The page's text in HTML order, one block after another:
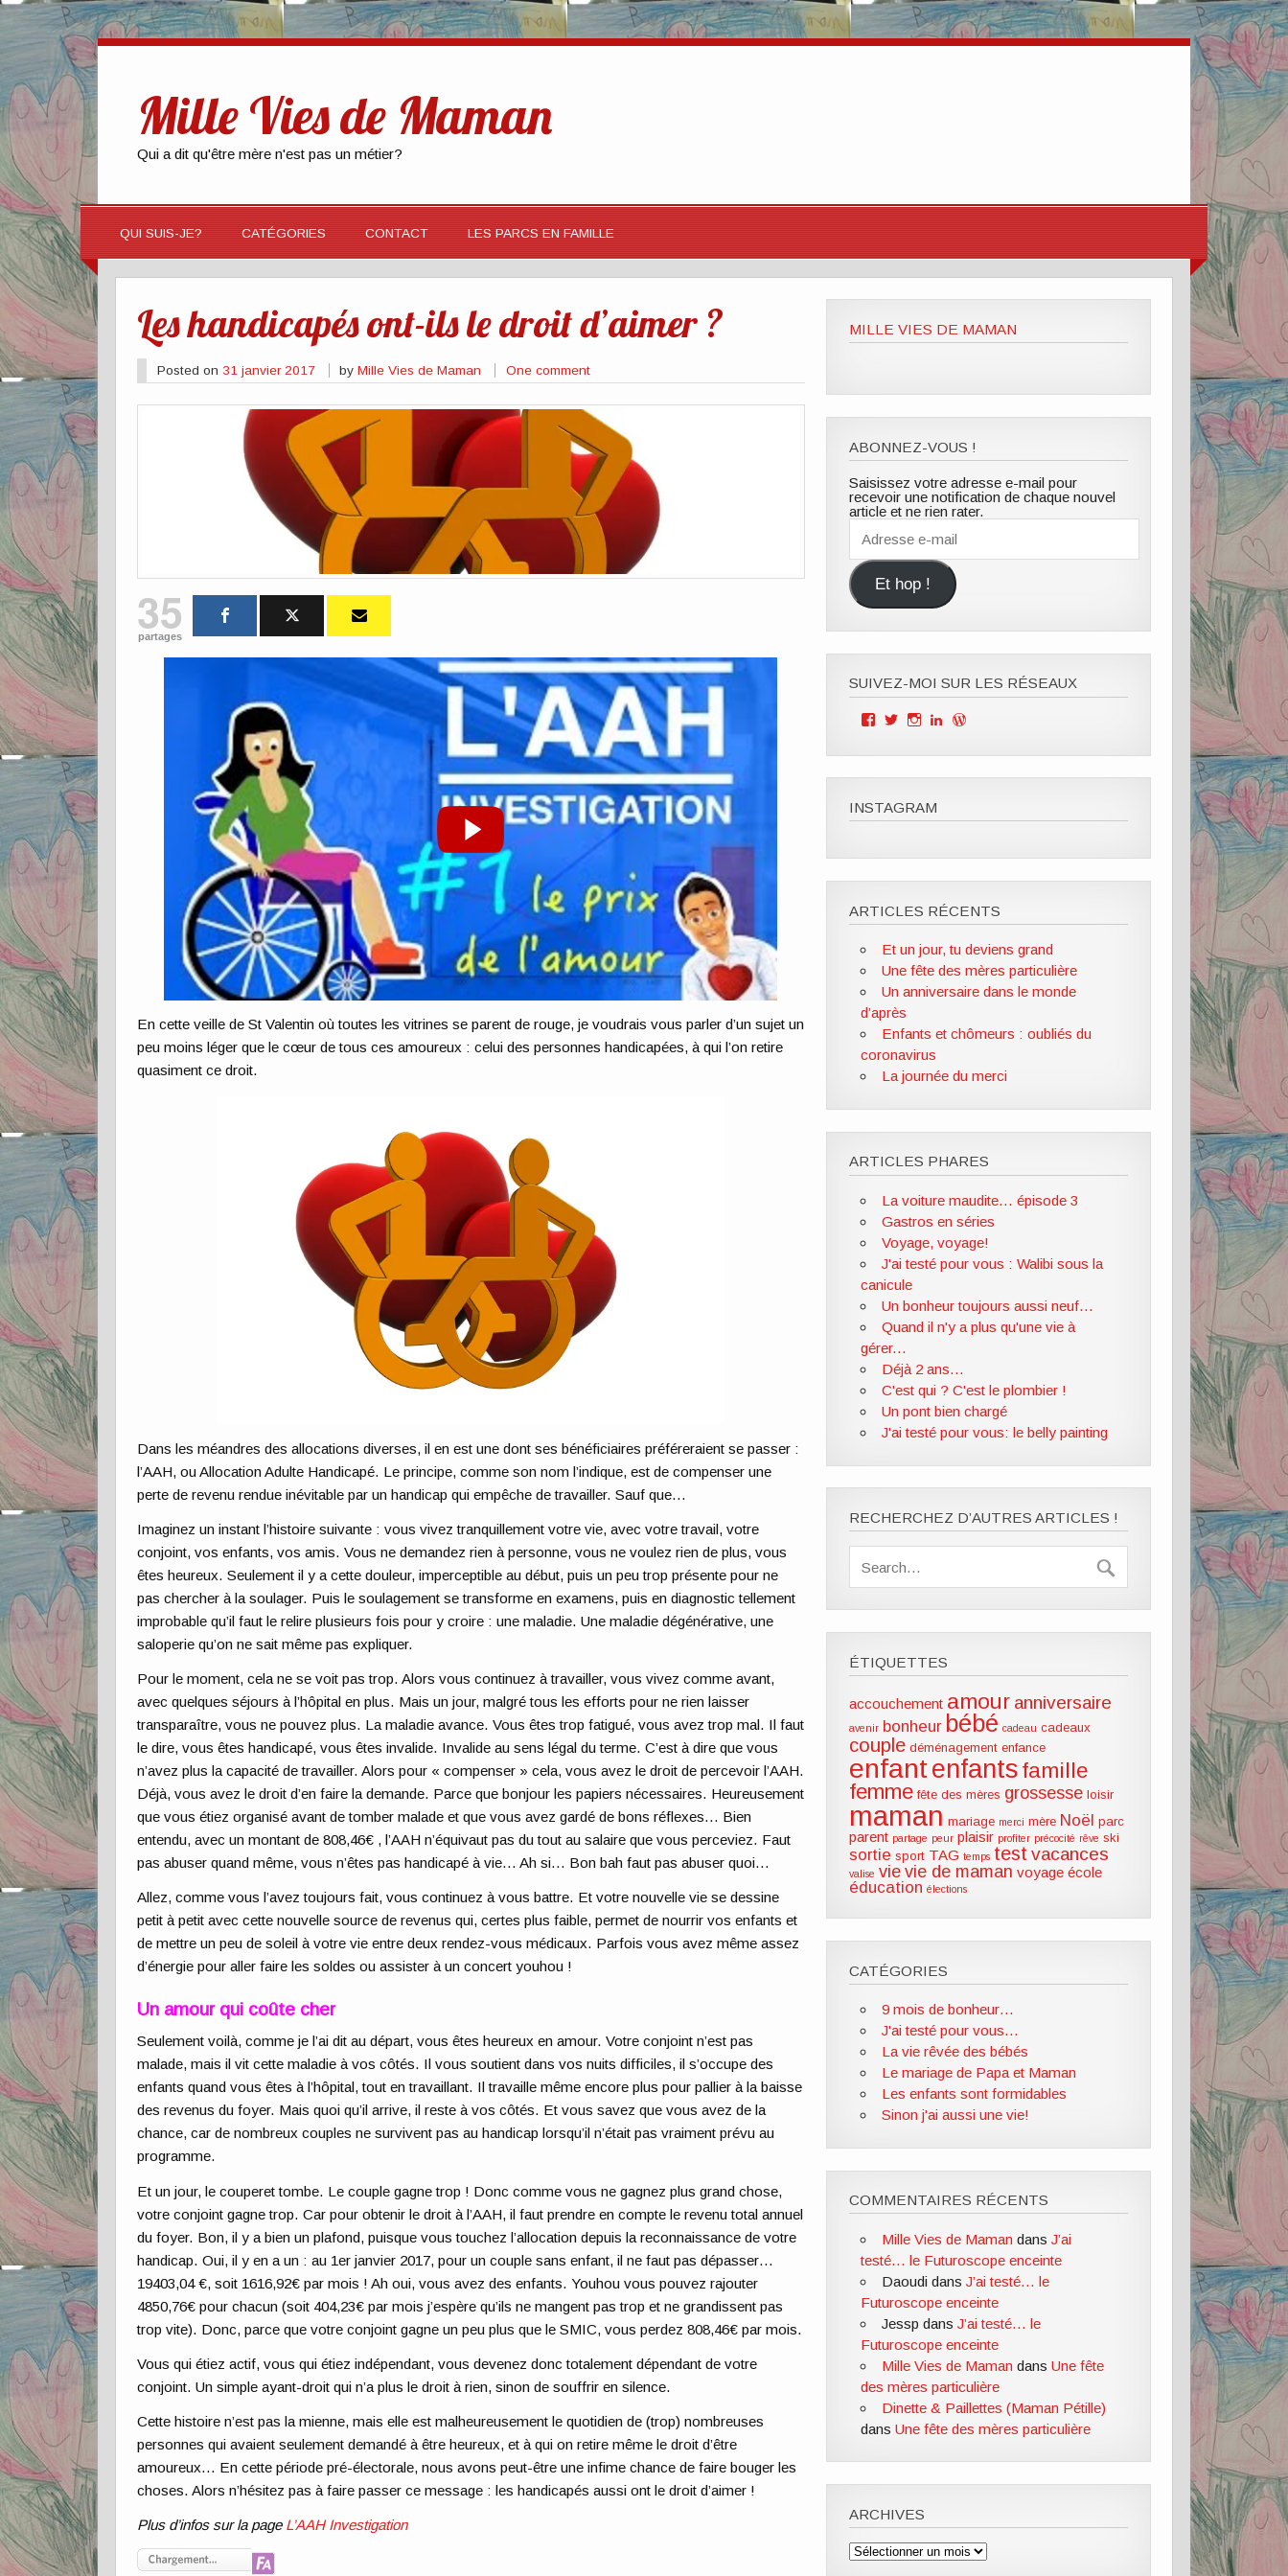
Mille Vies de Maman
Qui a dit qu'être mère n'est pas un métier?
QUI SUIS-JE? CATÉGORIES CONTACT LES PARCS EN FAMILLE
Les handicapés ont-ils le droit d’aimer ?
Posted on 31 janvier 2017 byMille Vies de Maman One comment
35
partages
En cette veille de St Valentin où toutes les vitrines se parent de rouge, je voudrais vous parler d’un sujet un
peu moins léger que le cœur de tous ces amoureux : celui des personnes handicapées, à qui l’on retire
quasiment ce droit.
Dans les méandres des allocations diverses, il en est une dont ses bénéficiaires préféreraient se passer :
l’AAH, ou Allocation Adulte Handicapé. Le principe, comme son nom l’indique, est de compenser une
perte de revenu rendue inévitable par un handicap qui empêche de travailler. Sauf que…
Imaginez un instant l’histoire suivante : vous vivez tranquillement votre vie, avec votre travail, votre
conjoint, vos enfants, vos amis. Vous ne demandez rien à personne, vous ne voulez rien de plus, vous
êtes heureux. Seulement il y a cette douleur, imperceptible au début, puis un peu trop présente pour ne
pas chercher à la soulager. Puis le soulagement se transforme en examens, puis en diagnostic tellement
improbable qu’il faut le relire plusieurs fois pour y croire : une maladie. Une maladie dégénérative, une
saloperie qu’on ne sait même pas expliquer.
Pour le moment, cela ne se voit pas trop. Alors vous continuez à travailler, vous vivez comme avant,
avec quelques séjours à l’hôpital en plus. Mais un jour, malgré tous les efforts pour ne rien laisser
transparaître, vous ne pouvez plus. La maladie avance. Vous êtes trop fatigué, vous avez trop mal. Il faut
le dire, vous êtes handicapé, vous êtes invalide. Invalide au sens légal du terme. C’est à dire que vous
n’avez plus la capacité de travailler. Alors pour « compenser » cela, vous avez le droit de percevoir l’AAH.
Déjà, vous avez le droit d’en faire la demande. Parce que bonjour les papiers nécessaires. Heureusement
que vous étiez organisé avant de tomber malade et que vous avez gardé de bons réflexes… Bien
entendu, avec un montant de 808,46€ , l’AAH n’équivaut pas du tout au salaire que vous perceviez. Faut
pas abuser quand même, vous n’êtes pas handicapé à vie… Ah si… Bon bah faut pas abuser quoi…
Allez, comme vous l’avez toujours fait, vous continuez à vous battre. Et votre nouvelle vie se dessine
petit à petit avec cette nouvelle source de revenus qui, certes plus faible, permet de nourrir vos enfants et
de mettre un peu de soleil à votre vie entre deux rendez-vous médicaux. Parfois vous avez même assez
d’énergie pour aller faire les soldes ou assister à un concert youhou !
Un amour qui coûte cher
Seulement voilà, comme je l’ai dit au départ, vous êtes heureux en amour. Votre conjoint n’est pas
malade, mais il vit cette maladie à vos côtés. Il vous soutient dans vos nuits difficiles, il s’occupe des
enfants quand vous êtes à l’hôpital, tout en travaillant. Il travaille même encore plus pour pallier à la baisse
des revenus du foyer. Mais quoi qu’il arrive, il reste à vos côtés. Et vous savez que vous avez de la
chance, car de nombreux couples ne survivent pas au handicap lorsqu’il n’était pas vraiment prévu au
programme.
Et un jour, le couperet tombe. Le couple gagne trop ! Donc comme vous ne gagnez plus grand chose,
votre conjoint gagne trop. Car pour obtenir le droit à l’AAH, il faut prendre en compte le revenu total annuel
du foyer. Bon, il y a bien un plafond, puisque vous touchez l’allocation depuis la reconnaissance de votre
handicap. Oui, il y en a un : au 1er janvier 2017, pour un couple sans enfant, il ne faut pas dépasser…
19403,04 €, soit 1616,92€ par mois ! Ah oui, vous avez des enfants. Youhou vous pouvez rajouter
4850,76€ pour chacun (soit 404,23€ par mois j’espère qu’ils ne mangent pas trop et ne grandissent pas
trop vite). Donc, parce que votre conjoint gagne un peu plus que le SMIC, vous perdez 808,46€ par mois.
Vous qui étiez actif, vous qui étiez indépendant, vous devenez donc totalement dépendant de votre
conjoint. Un simple ayant-droit qui n’a plus le droit à rien, sinon de souffrir en silence.
Cette histoire n’est pas la mienne, mais elle est malheureusement le quotidien de (trop) nombreuses
personnes qui avaient seulement demandé à être heureux, et à qui on retire même le droit d’être
amoureux… En cette période pré-électorale, nous avons peut-être une infime chance de faire bouger les
choses. Alors n’hésitez pas à faire passer ce message : les handicapés aussi ont le droit d’aimer !
Plus d’infos sur la page L’AAH Investigation
MILLE VIES DE MAMAN
ABONNEZ-VOUS !
Saisissez votre adresse e-mail pour
recevoir une notification de chaque nouvel
article et ne rien rater.
Adresse
e-
Et hop !
SUIVEZ-MOI SUR LES RÉSEAUX
Voir
Mille
de
Maman
Facebook
Voir
ClOutteryck
Twitter
Voir
milleviesdemaman
Instagram
Voir
Clémence
LinkedIn
Voir
cyberclem
INSTAGRAM
ARTICLES RÉCENTS
Et un jour, tu deviens grand
Une fête des mères particulière
Un anniversaire dans le monde
d’après
Enfants et chômeurs : oubliés du
coronavirus
La journée du merci
ARTICLES PHARES
La voiture maudite... épisode 3
Gastros en séries
Voyage, voyage!
J'ai testé pour vous : Walibi sous la
canicule
Un bonheur toujours aussi neuf...
Quand il n'y a plus qu'une vie à
gérer...
Déjà 2 ans...
C'est qui ? C'est le plombier !
Un pont bien chargé
J'ai testé pour vous: le belly painting
RECHERCHEZ D’AUTRES ARTICLES !
ÉTIQUETTES
accouchement amour anniversaire
avenir bonheur bébé cadeau cadeaux
couple déménagement enfance
enfantenfantsfamille
femme fête des mères grossesse loisir
maman mariage merci mère Noël parc
parent partage peur plaisir profiter précocité rêve ski
sortie sport TAG temps test vacances
valise vie vie de maman voyage école
éducation élections
CATÉGORIES
9 mois de bonheur…
J'ai testé pour vous…
La vie rêvée des bébés
Le mariage de Papa et Maman
Les enfants sont formidables
Sinon j'ai aussi une vie!
COMMENTAIRES RÉCENTS
Mille Vies de Mamandans J’ai
testé… le Futuroscope enceinte
Daoudidans J’ai testé… le
Futuroscope enceinte
Jessp dans J’ai testé… le
Futuroscope enceinte
Mille Vies de Mamandans Une fête
des mères particulière
Dinette & Paillettes (Maman Pétille)
dansUne fête des mères particulière
ARCHIVES
Archives